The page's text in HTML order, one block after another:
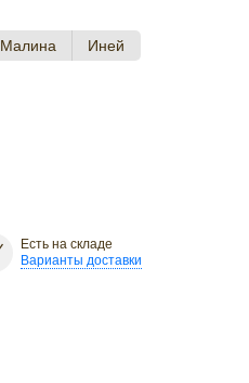
Малина Иней
Есть на складе
Варианты доставки